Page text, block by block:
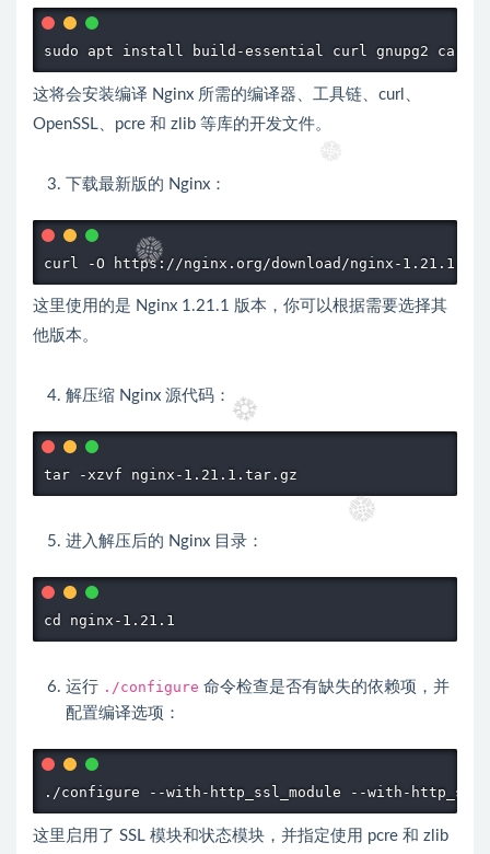
sudo apt install build-essential curl gnupg2 ca-
这将会安装编译 Nginx 所需的编译器、工具链、curl、
OpenSSL、pcre 和 zlib 等库的开发文件。
下载最新版的 Nginx：
curl -O https://nginx.org/download/nginx-
这里使用的是 Nginx 1.21.1 版本，你可以根据需要选择其
他版本。
解压缩 Nginx 源代码：
tar -xzvf nginx-1.21.1.tar.gz
进入解压后的 Nginx 目录：
cd nginx-1.21.1
运行 ./configure 命令检查是否有缺失的依赖项，并
配置编译选项：
./configure --with-http_ssl_module --with-
这里启用了 SSL 模块和状态模块，并指定使用 pcre 和 zlib